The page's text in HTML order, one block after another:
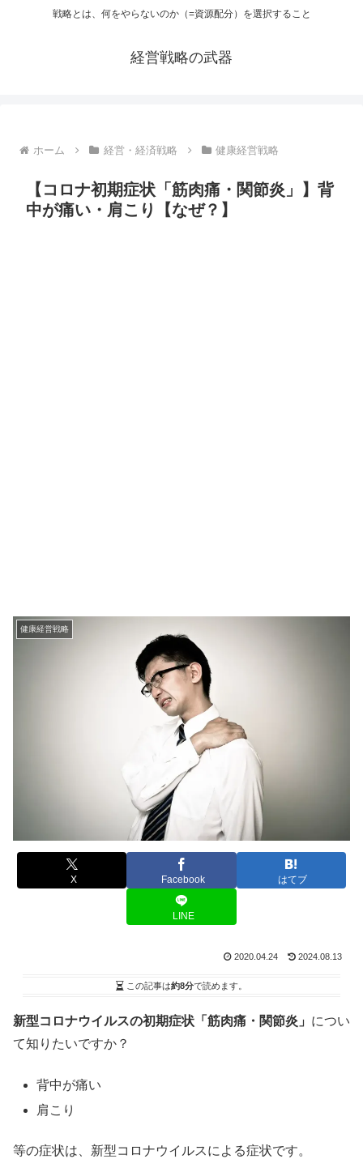
戦略とは、何をやらないのか（=資源配分）を選択すること
経営戦略の武器
ホーム 経営・経済戦略 健康経営戦略
【コロナ初期症状「筋肉痛・関節炎」】背
中が痛い・肩こり【なぜ？】
健康経営戦略
X Facebook はてブ
LINE
2020.04.24 2024.08.13
この記事は約8分で読めます。
新型コロナウイルスの初期症状「筋肉痛・関節炎」 につい
て知りたいですか？
背中が痛い
肩こり
等の症状は、新型コロナウイルスによる症状です。